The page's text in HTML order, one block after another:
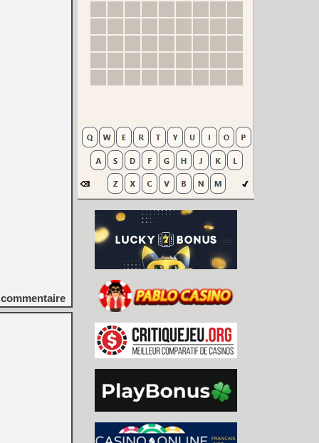
commentaire